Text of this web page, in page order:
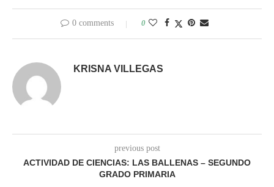
0 comments 0
KRISNA VILLEGAS
previous post
ACTIVIDAD DE CIENCIAS: LAS BALLENAS – SEGUNDO
GRADO PRIMARIA